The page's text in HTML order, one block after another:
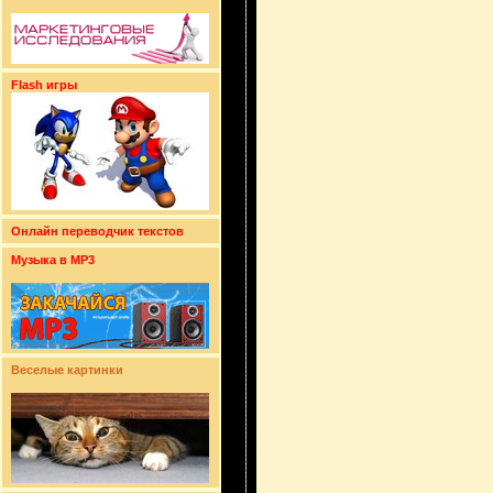
Flash игры
Онлайн переводчик текстов
Музыка в MP3
Веселые картинки